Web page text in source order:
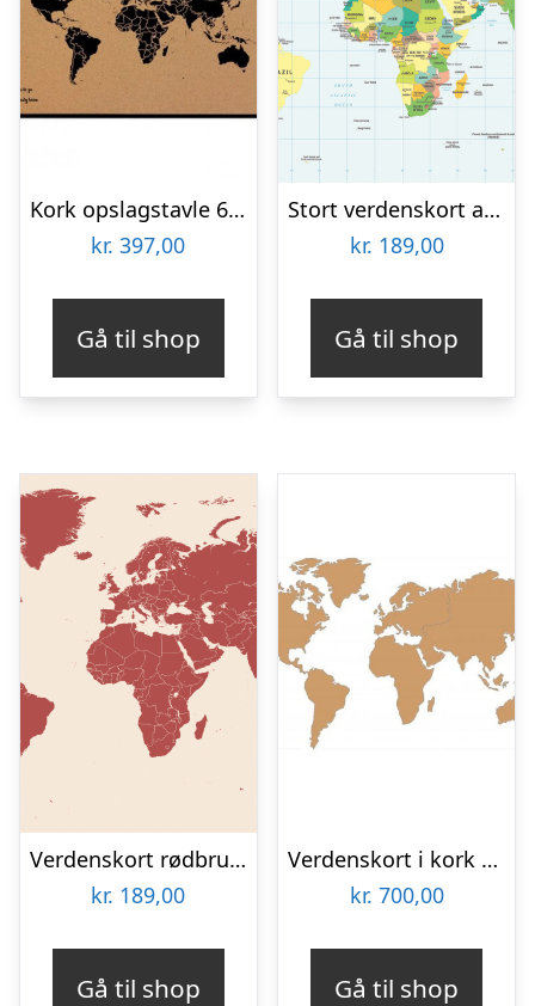
Kork opslagstavle 60×90 cm. med sort verdenskort i en sort ramme
kr. 397,00
Gå til shop
Stort verdenskort af Illux
kr. 189,00
Gå til shop
Verdenskort rødbrun af Illux
kr. 189,00
Gå til shop
Verdenskort i kork 80×150 cm.
kr. 700,00
Gå til shop